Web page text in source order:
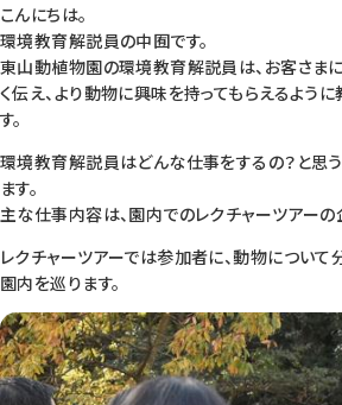
こんにちは。
環境教育解説員の中囿です。
東山動植物園の環境教育解説員は、お客さま
く伝え、より動物に興味を持ってもらえるよう
す。
環境教育解説員はどんな仕事をするの？と思
ます。
主な仕事内容は、園内でのレクチャーツアーの
レクチャーツアーでは参加者に、動物について
園内を巡ります。